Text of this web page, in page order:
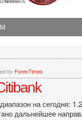
by ForexTimes
на сегодня:
дальнейшее